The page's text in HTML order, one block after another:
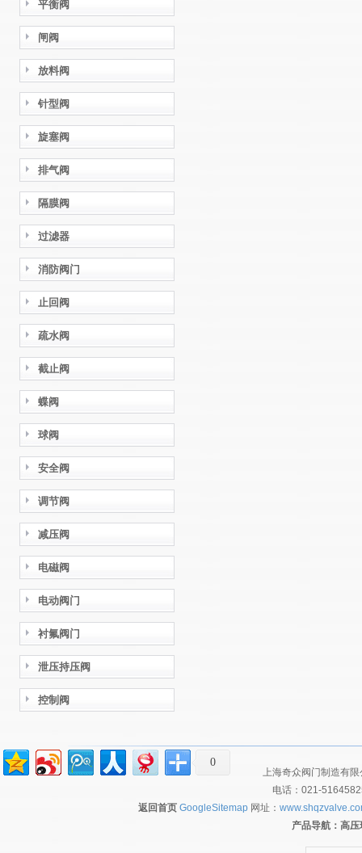
平衡阀
闸阀
放料阀
针型阀
旋塞阀
排气阀
隔膜阀
过滤器
消防阀门
止回阀
疏水阀
截止阀
蝶阀
球阀
安全阀
调节阀
减压阀
电磁阀
电动阀门
衬氟阀门
泄压持压阀
控制阀
0
上海奇众阀门制造有
电话：021-
返回首页 GoogleSitemap 网址：
产品导航： 高压